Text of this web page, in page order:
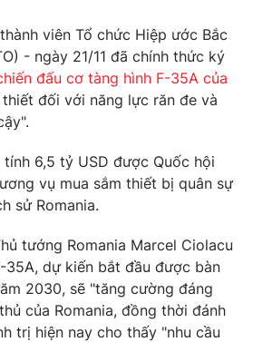
lai
viên Tổ chức Hiệp ước Bắc
- ngày 21/11 đã chính thức ký
đấu cơ tàng hình F-35A của
thiết đối với năng lực răn đe và
6,5 tỷ USD được Quốc hội
vụ mua sắm thiết bị quân sự
sử Romania.
tướng Romania Marcel Ciolacu
35A, dự kiến bắt đầu được bàn
2030, sẽ "tăng cường đáng
của Romania, đồng thời đánh
trị hiện nay cho thấy "nhu cầu